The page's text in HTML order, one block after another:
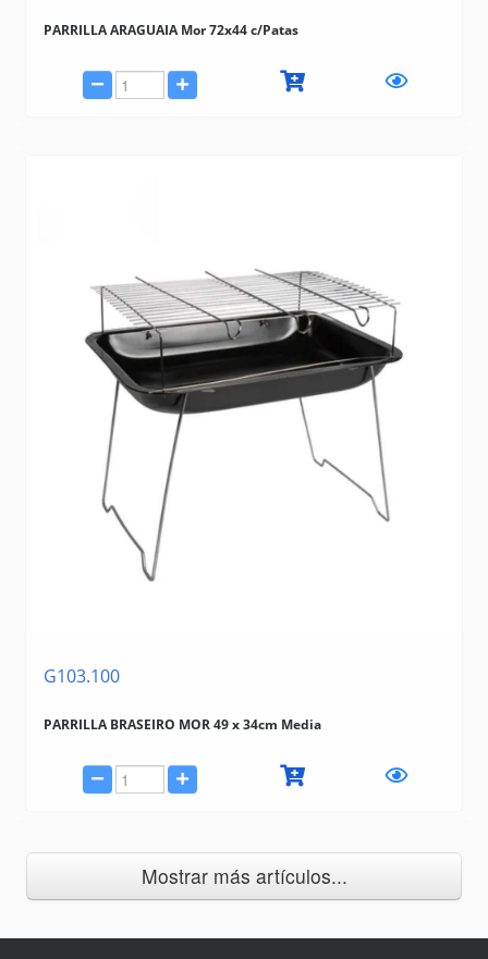
PARRILLA ARAGUAIA Mor 72x44 c/Patas
G103.100
PARRILLA BRASEIRO MOR 49 x 34cm Media
Mostrar más artículos...